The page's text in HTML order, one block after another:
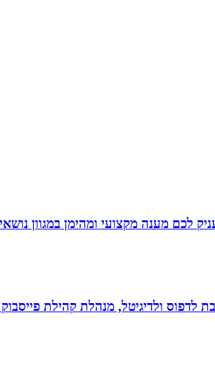
לכם מענה מקצועי ומהימן במגוון
לדפוס ולדיגיטל, מנהלת קהילת